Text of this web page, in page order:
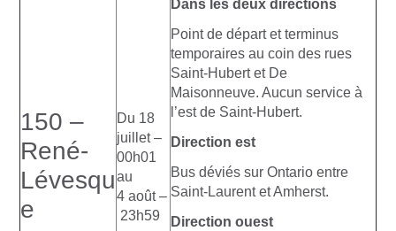
150 –
René-
Lévesqu
e
Du 18
juillet –
00h01
au
4 août –
23h59
Dans les deux directions
Point de départ et terminus
temporaires au coin des rues
Saint-Hubert et De
Maisonneuve. Aucun service à
l’est de Saint-Hubert.
Direction est
Bus déviés sur Ontario entre
Saint-Laurent et Amherst.
Direction ouest